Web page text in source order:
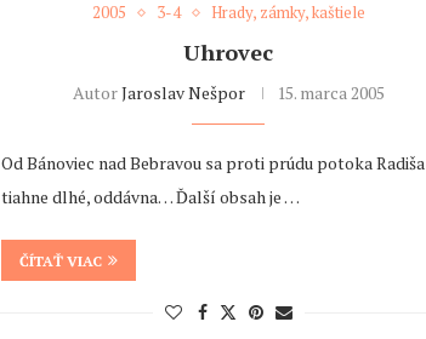
2005 3-4 Hrady, zámky, kaštiele
Uhrovec
AutorJaroslav Nešpor 15. marca 2005
Od Bánoviec nad Bebravou sa proti prúdu potoka Radiša
tiahne dlhé, oddávna… Ďalší obsah je …
ČÍTAŤ VIAC